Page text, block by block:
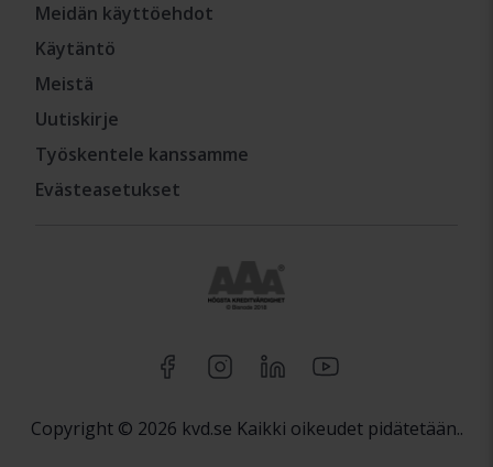
Meidän käyttöehdot
Käytäntö
Meistä
Uutiskirje
Työskentele kanssamme
Evästeasetukset
Copyright © 2026 kvd.se Kaikki oikeudet pidätetään..